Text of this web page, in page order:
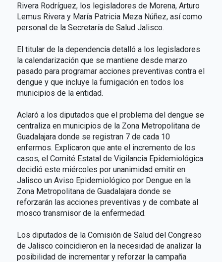
Rivera Rodríguez, los legisladores de Morena, Arturo
Lemus Rivera y María Patricia Meza Núñez, así como
personal de la Secretaría de Salud Jalisco.
El titular de la dependencia detalló a los legisladores
la calendarización que se mantiene desde marzo
pasado para programar acciones preventivas contra el
dengue y que incluye la fumigación en todos los
municipios de la entidad.
Aclaró a los diputados que el problema del dengue se
centraliza en municipios de la Zona Metropolitana de
Guadalajara donde se registran 7 de cada 10
enfermos. Explicaron que ante el incremento de los
casos, el Comité Estatal de Vigilancia Epidemiológica
decidió este miércoles por unanimidad emitir en
Jalisco un Aviso Epidemiológico por Dengue en la
Zona Metropolitana de Guadalajara donde se
reforzarán las acciones preventivas y de combate al
mosco transmisor de la enfermedad.
Los diputados de la Comisión de Salud del Congreso
de Jalisco coincidieron en la necesidad de analizar la
posibilidad de incrementar y reforzar la campaña